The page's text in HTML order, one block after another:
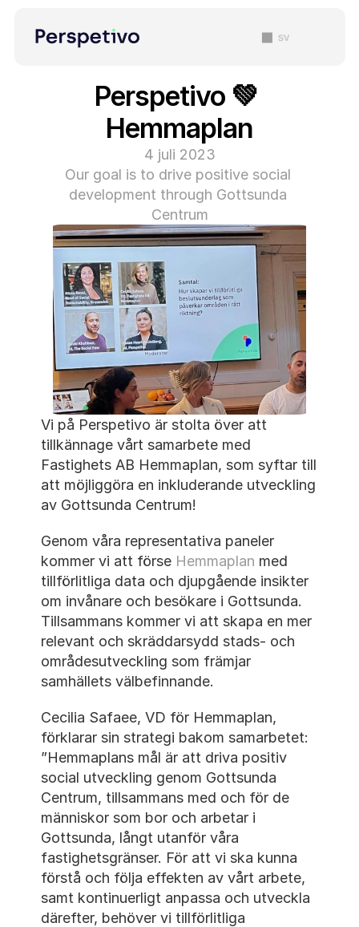
sv
Perspetivo 💚
Hemmaplan
4 juli 2023
Our goal is to drive positive social
development through Gottsunda
Centrum
Vi på Perspetivo är stolta över att
tillkännage vårt samarbete med
Fastighets AB Hemmaplan, som syftar till
att möjliggöra en inkluderande utveckling
av Gottsunda Centrum!
Genom våra representativa paneler
kommer vi att förse Hemmaplan med
tillförlitliga data och djupgående insikter
om invånare och besökare i Gottsunda.
Tillsammans kommer vi att skapa en mer
relevant och skräddarsydd stads- och
områdesutveckling som främjar
samhällets välbefinnande.
Cecilia Safaee, VD för Hemmaplan,
förklarar sin strategi bakom samarbetet:
”Hemmaplans mål är att driva positiv
social utveckling genom Gottsunda
Centrum, tillsammans med och för de
människor som bor och arbetar i
Gottsunda, långt utanför våra
fastighetsgränser. För att vi ska kunna
förstå och följa effekten av vårt arbete,
samt kontinuerligt anpassa och utveckla
därefter, behöver vi tillförlitliga